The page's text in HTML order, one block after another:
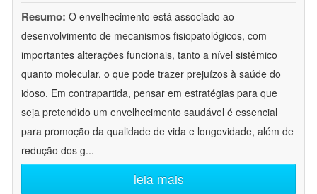
Resumo: O envelhecimento está associado ao
desenvolvimento de mecanismos fisiopatológicos, com
importantes alterações funcionais, tanto a nível sistêmico
quanto molecular, o que pode trazer prejuízos à saúde do
idoso. Em contrapartida, pensar em estratégias para que
seja pretendido um envelhecimento saudável é essencial
para promoção da qualidade de vida e longevidade, além de
redução dos g...
leia mais